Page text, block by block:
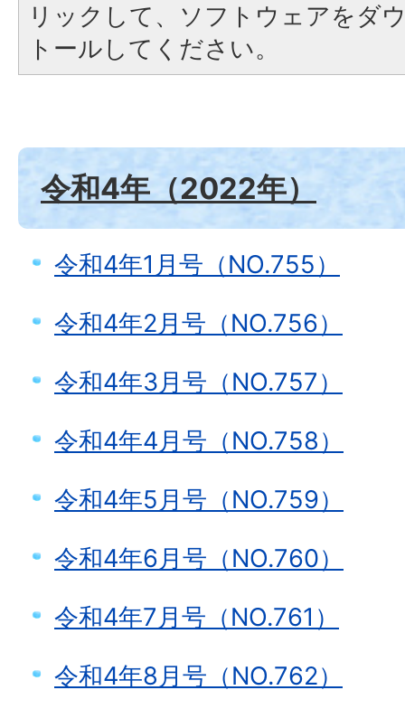
リックして、ソフトウェアをダ
トールしてください。
令和4年（2022年）
令和4年1月号（NO.755）
令和4年2月号（NO.756）
令和4年3月号（NO.757）
令和4年4月号（NO.758）
令和4年5月号（NO.759）
令和4年6月号（NO.760）
令和4年7月号（NO.761）
令和4年8月号（NO.762）